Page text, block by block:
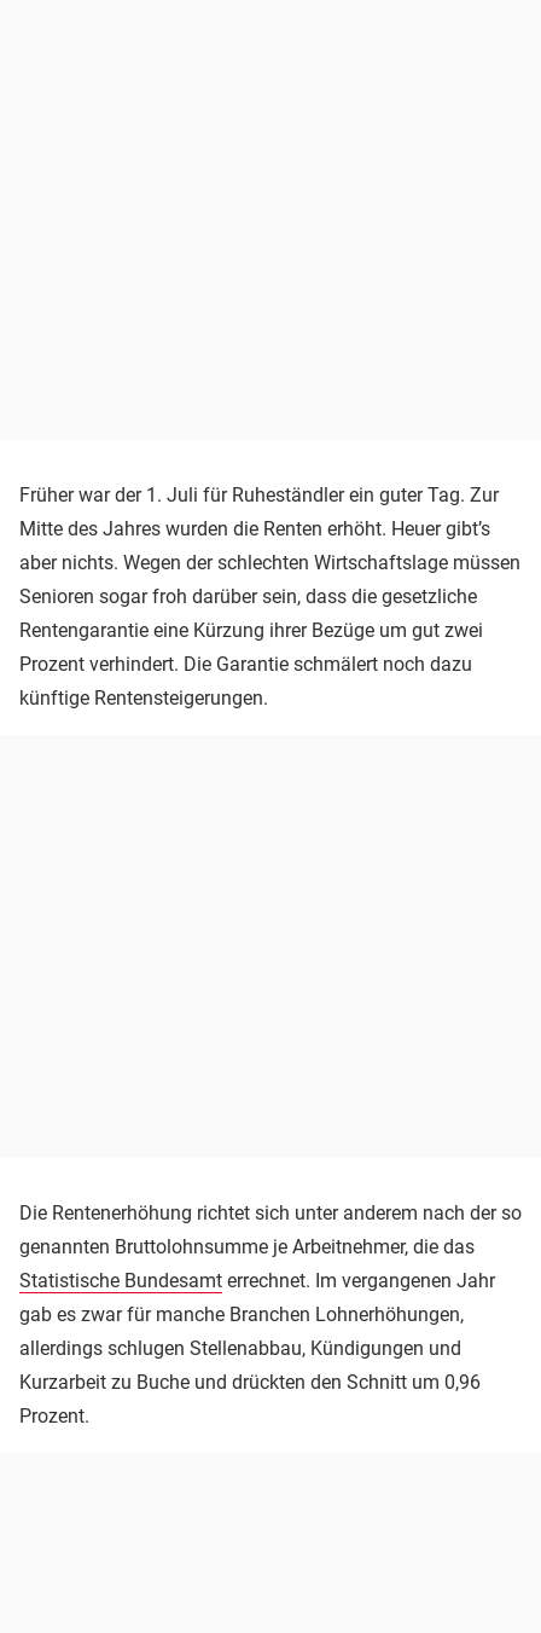
Früher war der 1. Juli für Ruheständler ein guter Tag. Zur
Mitte des Jahres wurden die Renten erhöht. Heuer gibt’s
aber nichts. Wegen der schlechten Wirtschaftslage müssen
Senioren sogar froh darüber sein, dass die gesetzliche
Rentengarantie eine Kürzung ihrer Bezüge um gut zwei
Prozent verhindert. Die Garantie schmälert noch dazu
künftige Rentensteigerungen.
Die Rentenerhöhung richtet sich unter anderem nach der so
genannten Bruttolohnsumme je Arbeitnehmer, die das
Statistische Bundesamt errechnet. Im vergangenen Jahr
gab es zwar für manche Branchen Lohnerhöhungen,
allerdings schlugen Stellenabbau, Kündigungen und
Kurzarbeit zu Buche und drückten den Schnitt um 0,96
Prozent.